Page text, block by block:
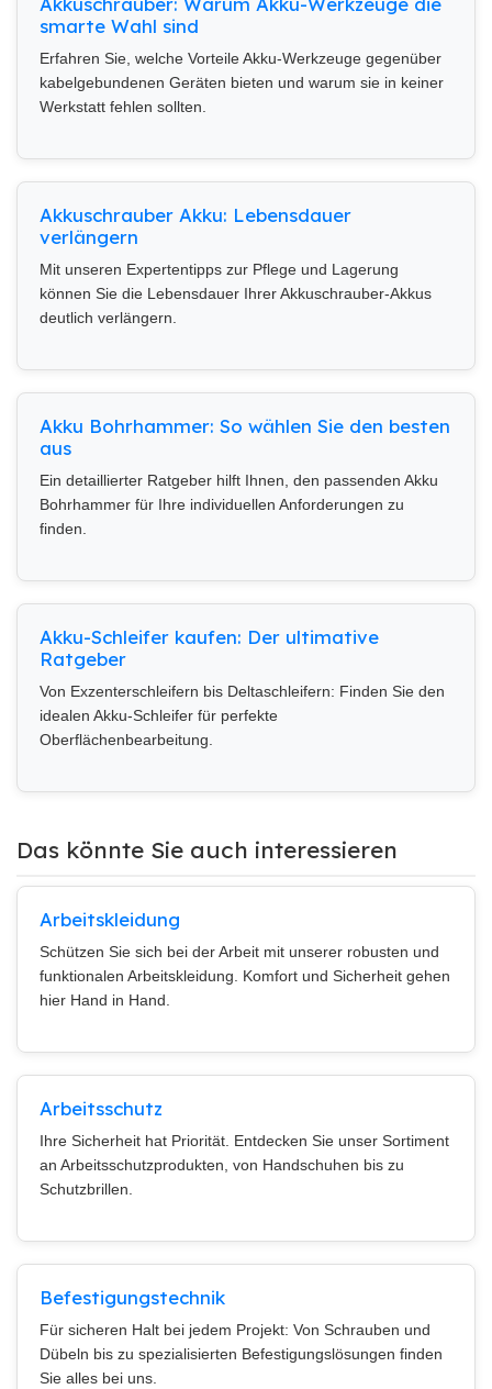
smarte Wahl sind
Erfahren Sie, welche Vorteile Akku-Werkzeuge gegenüber
kabelgebundenen Geräten bieten und warum sie in keiner
Werkstatt fehlen sollten.
Akkuschrauber Akku: Lebensdauer
verlängern
Mit unseren Expertentipps zur Pflege und Lagerung
können Sie die Lebensdauer Ihrer Akkuschrauber-Akkus
deutlich verlängern.
Akku Bohrhammer: So wählen Sie den besten
aus
Ein detaillierter Ratgeber hilft Ihnen, den passenden Akku
Bohrhammer für Ihre individuellen Anforderungen zu
finden.
Akku-Schleifer kaufen: Der ultimative
Ratgeber
Von Exzenterschleifern bis Deltaschleifern: Finden Sie den
idealen Akku-Schleifer für perfekte
Oberflächenbearbeitung.
Das könnte Sie auch interessieren
Arbeitskleidung
Schützen Sie sich bei der Arbeit mit unserer robusten und
funktionalen Arbeitskleidung. Komfort und Sicherheit gehen
hier Hand in Hand.
Arbeitsschutz
Ihre Sicherheit hat Priorität. Entdecken Sie unser Sortiment
an Arbeitsschutzprodukten, von Handschuhen bis zu
Schutzbrillen.
Befestigungstechnik
Für sicheren Halt bei jedem Projekt: Von Schrauben und
Dübeln bis zu spezialisierten Befestigungslösungen finden
Sie alles bei uns.